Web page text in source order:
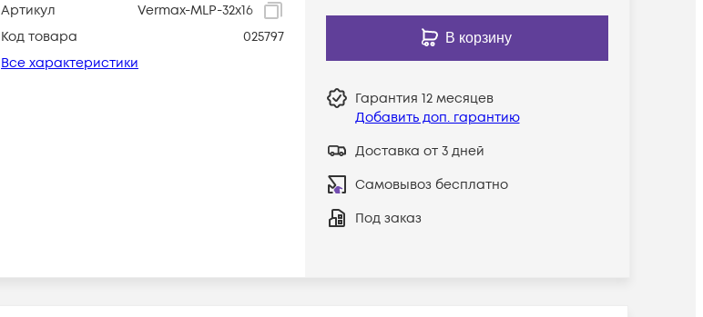
Артикул
Vermax-MLP-32x16
Код товара
025797
Все характеристики
В корзину
Гарантия 12 месяцев
Добавить доп. гарантию
Доставка от 3 дней
Самовывоз бесплатно
Под заказ